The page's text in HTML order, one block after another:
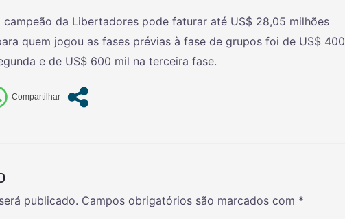
da Libertadores pode faturar até US$ 28,05 milhões
quem jogou as fases prévias à fase de grupos foi de US$ 400
e de US$ 600 mil na terceira fase.
publicado. Campos obrigatórios são marcados com *